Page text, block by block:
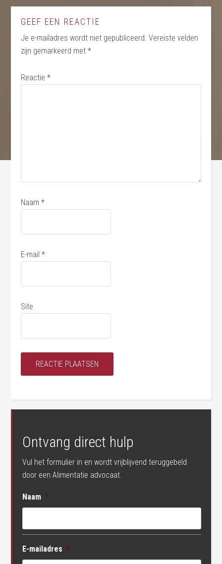
GEEF EEN REACTIE
Je e-mailadres wordt niet gepubliceerd. Vereiste velden
zijn gemarkeerd met*
Reactie*
Naam*
E-mail*
Site
Ontvang direct hulp
Vul het formulier in en wordt vrijblijvend teruggebeld
door een Alimentatie advocaat.
Naam *
E-mailadres *